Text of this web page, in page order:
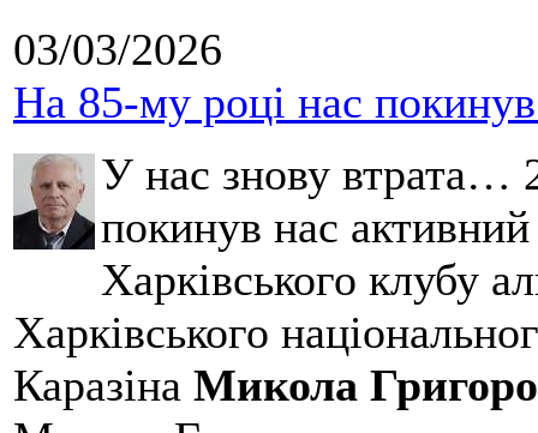
03/03/2026
На 85-му році нас
У нас знову втрата…
покинув нас
Харківського клубу
Харківського
Каразіна Микола